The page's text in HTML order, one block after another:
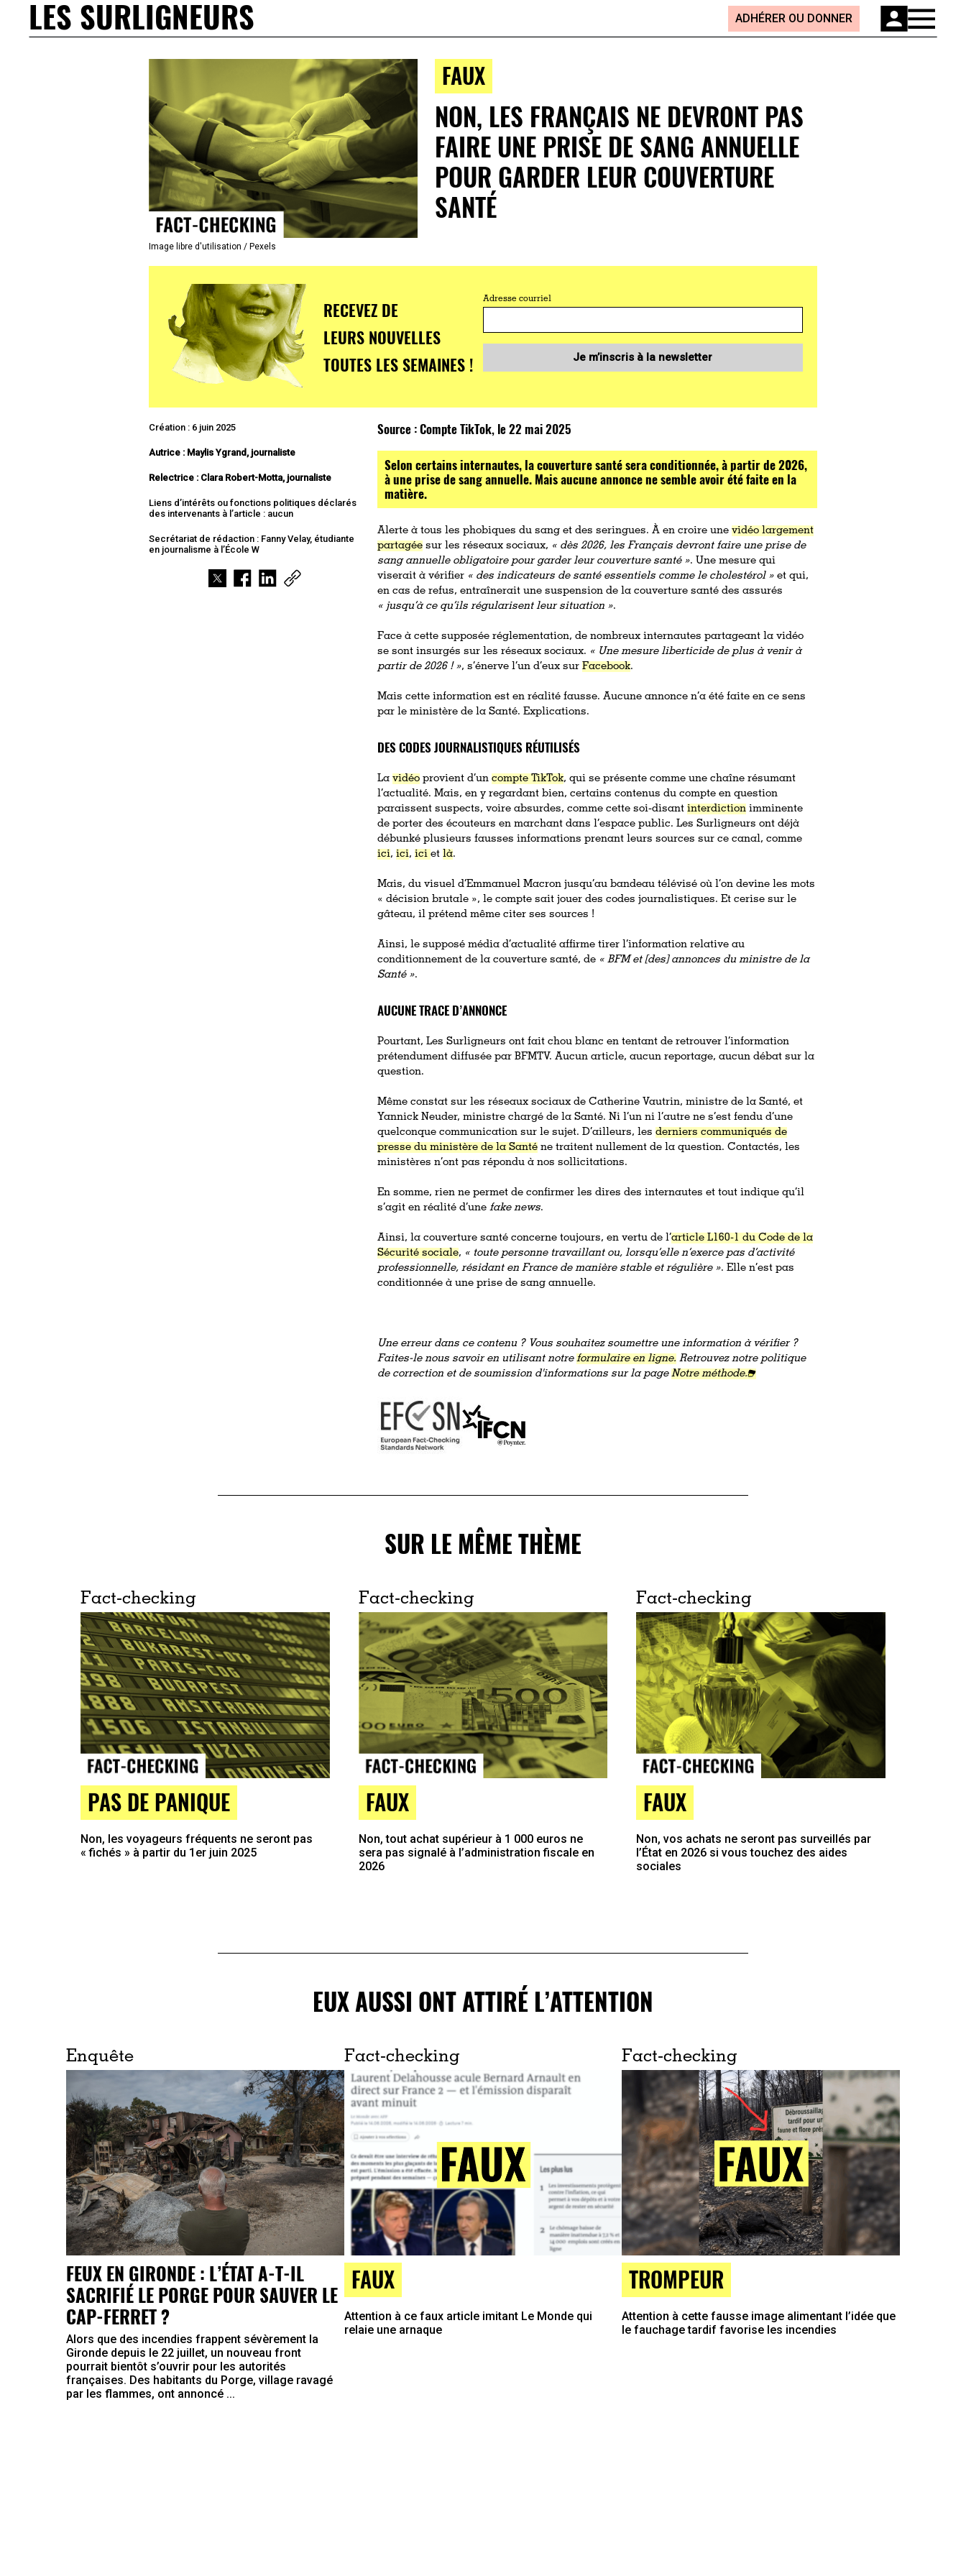
LES SURLIGNEURS ADHÉRER OU DONNER
Image libre d'utilisation / Pexels
FAUX
NON, LES FRANÇAIS NE DEVRONT PAS
FAIRE UNE PRISE DE SANG ANNUELLE
POUR GARDER LEUR COUVERTURE
SANTÉ
RECEVEZ DE
LEURS NOUVELLES
TOUTES LES SEMAINES !
Adresse courriel
Je m’inscris à la newsletter
Création : 6 juin 2025
Autrice : Maylis Ygrand, journaliste
Relectrice : Clara Robert-Motta, journaliste
Liens d’intérêts ou fonctions politiques déclarés
des intervenants à l’article : aucun
Secrétariat de rédaction : Fanny Velay, étudiante
en journalisme à l’École W
Source :Compte TikTok, le 22 mai 2025
Selon certains internautes, la couverture santé sera conditionnée, à partir de 2026,
à une prise de sang annuelle. Mais aucune annonce ne semble avoir été faite en la
matière.
Alerte à tous les phobiques du sang et des seringues. À en croire unevidéo largement
partagée sur les réseaux sociaux, « dès 2026, les Français devront faire une prise de
sang annuelle obligatoire pour garder leur couverture santé ». Une mesure qui
viserait à vérifier « des indicateurs de santé essentiels comme le cholestérol » et qui,
en cas de refus, entraînerait une suspension de la couverture santé des assurés
« jusqu’à ce qu’ils régularisent leur situation ».
Face à cette supposée réglementation, de nombreux internautes partageant la vidéo
se sont insurgés sur les réseaux sociaux. « Une mesure liberticide de plus à venir à
partir de 2026 ! », s’énerve l’un d’eux surFacebook.
Mais cette information est en réalité fausse. Aucune annonce n’a été faite en ce sens
par le ministère de la Santé. Explications.
DES CODES JOURNALISTIQUES RÉUTILISÉS
Lavidéo provient d’uncompte TikTok, qui se présente comme une chaîne résumant
l’actualité. Mais, en y regardant bien, certains contenus du compte en question
paraissent suspects, voire absurdes, comme cette soi-disantinterdiction imminente
de porter des écouteurs en marchant dans l’espace public. Les Surligneurs ont déjà
débunké plusieurs fausses informations prenant leurs sources sur ce canal, comme
ici,ici,icietlà.
Mais, du visuel d’Emmanuel Macron jusqu’au bandeau télévisé où l’on devine les mots
« décision brutale », le compte sait jouer des codes journalistiques. Et cerise sur le
gâteau, il prétend même citer ses sources !
Ainsi, le supposé média d’actualité affirme tirer l’information relative au
conditionnement de la couverture santé, de «BFM et[des]annonces du ministre de la
Santé ».
AUCUNE TRACE D’ANNONCE
Pourtant, Les Surligneurs ont fait chou blanc en tentant de retrouver l’information
prétendument diffusée par BFMTV. Aucun article, aucun reportage, aucun débat sur la
question.
Même constat sur les réseaux sociaux de Catherine Vautrin, ministre de la Santé, et
Yannick Neuder, ministre chargé de la Santé. Ni l’un ni l’autre ne s’est fendu d’une
quelconque communication sur le sujet. D’ailleurs, lesderniers communiqués de
presse du ministère de la Santé ne traitent nullement de la question. Contactés, les
ministères n’ont pas répondu à nos sollicitations.
En somme, rien ne permet de confirmer les dires des internautes et tout indique qu’il
s’agit en réalité d’unefake news.
Ainsi, la couverture santé concerne toujours, en vertu de l’article L160-1 du Code de la
Sécurité sociale, « toute personne travaillant ou, lorsqu’elle n’exerce pas d’activité
professionnelle, résidant en France de manière stable et régulière ». Elle n’est pas
conditionnée à une prise de sang annuelle.
Une erreur dans ce contenu ? Vous souhaitez soumettre une information à vérifier ?
Faites-le nous savoir en utilisant notreformulaire en ligne. Retrouvez notre politique
de correction et de soumission d'informations sur la pageNotre méthode.
SUR LE MÊME THÈME
Fact-checking
PAS DE PANIQUE
Non, les voyageurs fréquents ne seront pas
« fichés » à partir du 1er juin 2025
Fact-checking
FAUX
Non, tout achat supérieur à 1 000 euros ne
sera pas signalé à l’administration fiscale en
2026
Fact-checking
FAUX
Non, vos achats ne seront pas surveillés par
l’État en 2026 si vous touchez des aides
sociales
EUX AUSSI ONT ATTIRÉ L’ATTENTION
Enquête
FEUX EN GIRONDE : L’ÉTAT A-T-IL
SACRIFIÉ LE PORGE POUR SAUVER LE
CAP-FERRET ?
Alors que des incendies frappent sévèrement la
Gironde depuis le 22 juillet, un nouveau front
pourrait bientôt s’ouvrir pour les autorités
françaises. Des habitants du Porge, village ravagé
par les flammes, ont annoncé ...
Fact-checking
FAUX
Attention à ce faux article imitant Le Monde qui
relaie une arnaque
Fact-checking
TROMPEUR
Attention à cette fausse image alimentant l’idée que
le fauchage tardif favorise les incendies